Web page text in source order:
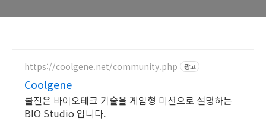
https://coolgene.net/community.php 광고
Coolgene
쿨진은 바이오테크 기술을 게임형 미션으로 설명하는
BIO Studio 입니다.